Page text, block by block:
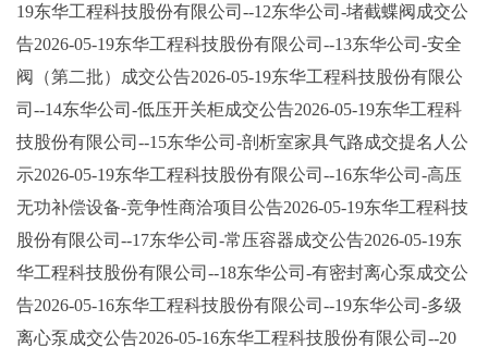
19东华工程科技股份有限公司--12东华公司-堵截蝶阀成交公
告2026-05-19东华工程科技股份有限公司--13东华公司-安全
阀（第二批）成交公告2026-05-19东华工程科技股份有限公
司--14东华公司-低压开关柜成交公告2026-05-19东华工程科
技股份有限公司--15东华公司-剖析室家具气路成交提名人公
示2026-05-19东华工程科技股份有限公司--16东华公司-高压
无功补偿设备-竞争性商洽项目公告2026-05-19东华工程科技
股份有限公司--17东华公司-常压容器成交公告2026-05-19东
华工程科技股份有限公司--18东华公司-有密封离心泵成交公
告2026-05-16东华工程科技股份有限公司--19东华公司-多级
离心泵成交公告2026-05-16东华工程科技股份有限公司--20